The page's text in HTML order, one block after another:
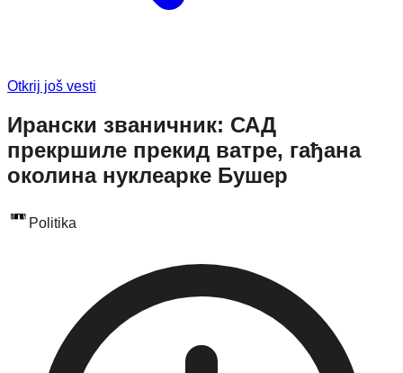
Otkrij još vesti
Ирански званичник: САД
прекршиле прекид ватре, гађана
околина нуклеарке Бушер
Politika